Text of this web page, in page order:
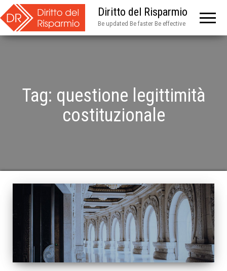
Diritto del Risparmio
Be updated Be faster Be effective
Tag: questione legittimità
costituzionale